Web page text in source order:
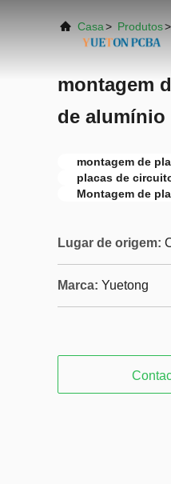
Casa> Produtos>
montagem
de alumínio
montagem de
placas de
Montagem de
Lugar de origem:
Marca: Yuetong